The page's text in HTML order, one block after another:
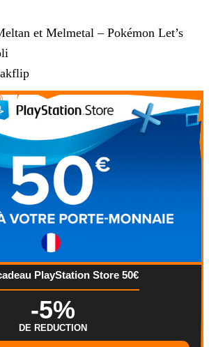
et Melmetal – Pokémon Let’s
PlayStation Store 50€
-5%
DE REDUCTION